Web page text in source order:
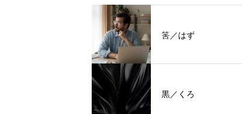
筈／はず
黒／くろ